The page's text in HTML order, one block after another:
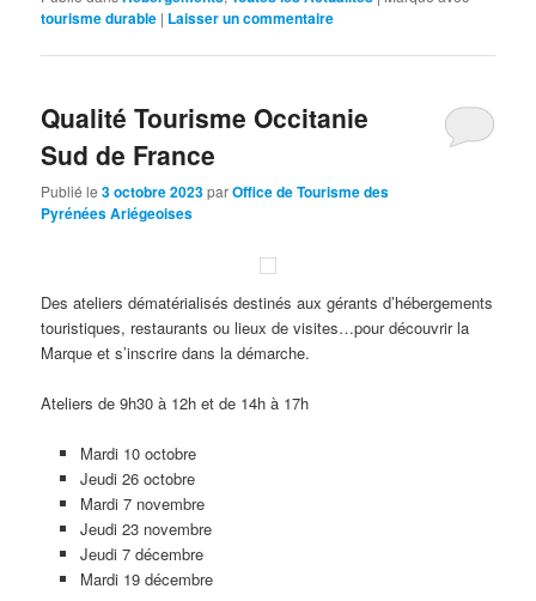
tourisme durable | Laisser un commentaire
Qualité Tourisme Occitanie
Sud de France
Publié le3 octobre 2023parOffice de Tourisme des
Pyrénées Ariégeoises
Des ateliers dématérialisés destinés aux gérants d’hébergements
touristiques, restaurants ou lieux de visites…pour découvrir la
Marque et s’inscrire dans la démarche.
Ateliers de 9h30 à 12h et de 14h à 17h
Mardi 10 octobre
Jeudi 26 octobre
Mardi 7 novembre
Jeudi 23 novembre
Jeudi 7 décembre
Mardi 19 décembre